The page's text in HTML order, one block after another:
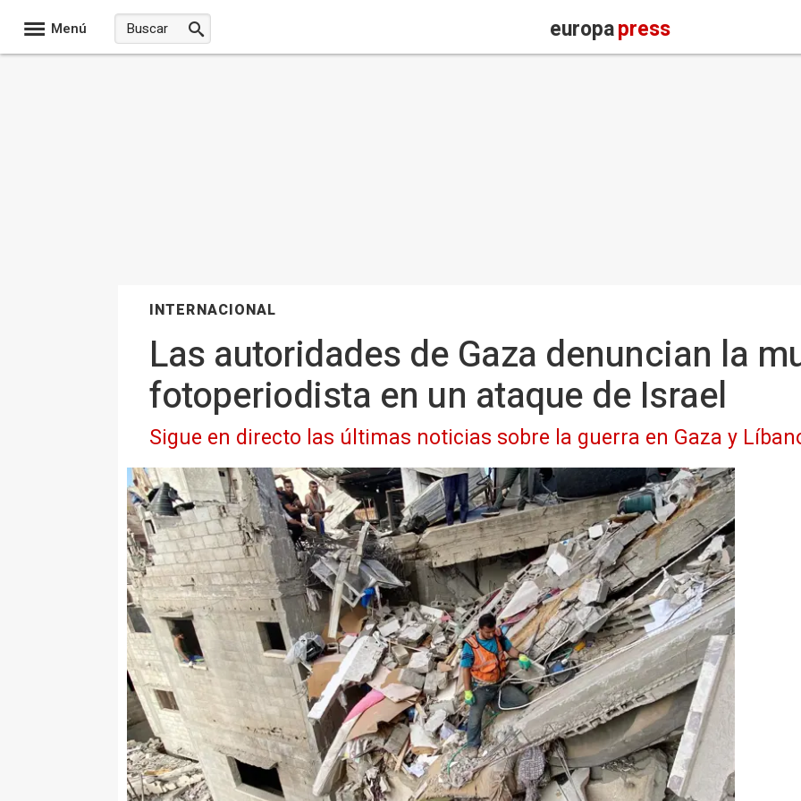
Menú europapress
INTERNACIONAL
Las autoridades de Gaza denuncian la
fotoperiodista en un ataque de Israel
Sigue en directo las últimas noticias sobre la guerra en Gaza y